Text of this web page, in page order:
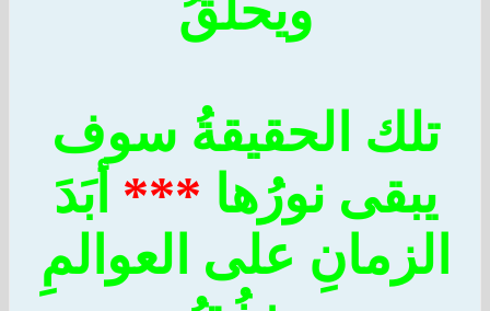
تلك الحقيقةُ سوف
يبقى نورُها***أبَدَ
على العوالمِ